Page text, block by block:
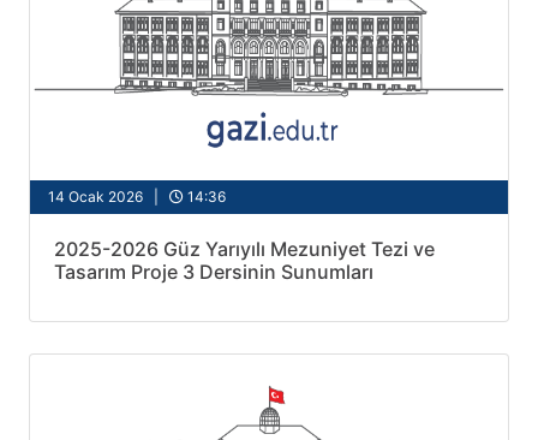
14 Ocak 2026 | 14:36
2025-2026 Güz Yarıyılı Mezuniyet Tezi ve
Tasarım Proje 3 Dersinin Sunumları